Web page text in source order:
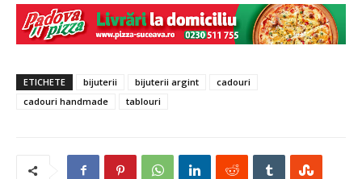
ETICHETE bijuterii bijuterii argint
cadouri
cadouri handmade
tablouri